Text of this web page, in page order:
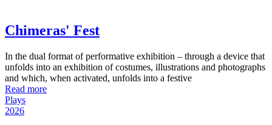
Chimeras' Fest
In the dual format of performative exhibition – through a device that
unfolds into an exhibition of costumes, illustrations and photographs
and which, when activated, unfolds into a festive
Read more
Plays
2026